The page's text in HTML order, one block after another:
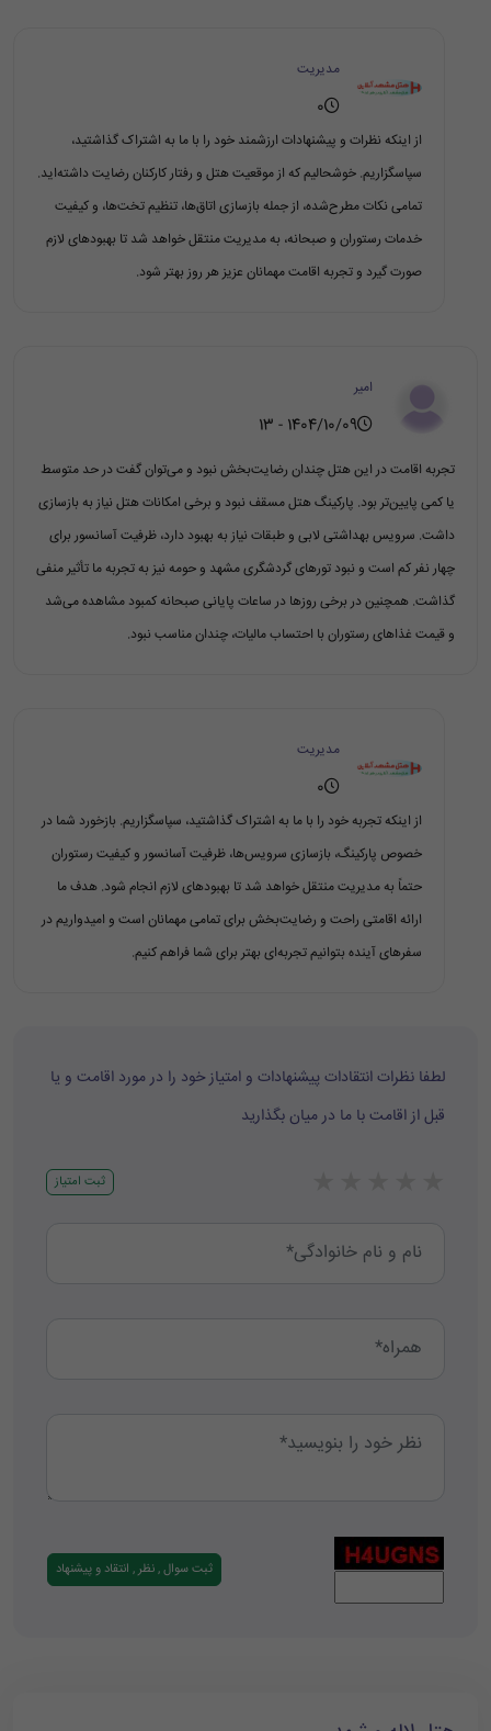
مدیریت
0
از اینکه نظرات و پیشنهادات ارزشمند خود را با ما به اشتراک گذاشتید،
سپاسگزاریم. خوشحالیم که از موقعیت هتل و رفتار کارکنان رضایت داشته‌اید.
تمامی نکات مطرح‌شده، از جمله بازسازی اتاق‌ها، تنظیم تخت‌ها، و کیفیت
خدمات رستوران و صبحانه، به مدیریت منتقل خواهد شد تا بهبودهای لازم
صورت گیرد و تجربه اقامت مهمانان عزیز هر روز بهتر شود.
امیر
1404/10/09 - 13
تجربه اقامت در این هتل چندان رضایت‌بخش نبود و می‌توان گفت در حد متوسط
یا کمی پایین‌تر بود. پارکینگ هتل مسقف نبود و برخی امکانات هتل نیاز به بازسازی
داشت. سرویس بهداشتی لابی و طبقات نیاز به بهبود دارد، ظرفیت آسانسور برای
چهار نفر کم است و نبود تورهای گردشگری مشهد و حومه نیز به تجربه ما تأثیر منفی
گذاشت. همچنین در برخی روزها در ساعات پایانی صبحانه کمبود مشاهده می‌شد
و قیمت غذاهای رستوران با احتساب مالیات، چندان مناسب نبود.
مدیریت
0
از اینکه تجربه خود را با ما به اشتراک گذاشتید، سپاسگزاریم. بازخورد شما در
خصوص پارکینگ، بازسازی سرویس‌ها، ظرفیت آسانسور و کیفیت رستوران
حتماً به مدیریت منتقل خواهد شد تا بهبودهای لازم انجام شود. هدف ما
ارائه اقامتی راحت و رضایت‌بخش برای تمامی مهمانان است و امیدواریم در
سفرهای آینده بتوانیم تجربه‌ای بهتر برای شما فراهم کنیم.
لطفا نظرات انتقادات پیشنهادات و امتیاز خود را در مورد اقامت و یا
قبل از اقامت با ما در میان بگذارید
ثبت امتیاز